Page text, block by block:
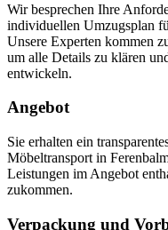
Wir besprechen Ihre
individuellen Umzugsplan
Unsere Experten kommen
um alle Details zu klären
entwickeln.
Angebot
Sie erhalten ein
Möbeltransport in
Leistungen im Angebot
zukommen.
Verpackung und